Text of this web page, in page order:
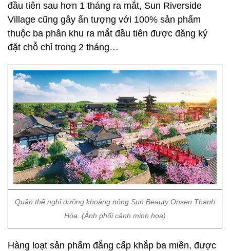
đầu tiên sau hơn 1 tháng ra mắt, Sun Riverside
Village cũng gây ấn tượng với 100% sản phẩm
thuộc ba phân khu ra mắt đầu tiên được đăng ký
đặt chỗ chỉ trong 2 tháng…
Quần thể nghỉ dưỡng khoáng nóng Sun Beauty Onsen Thanh
Hóa. (Ảnh phối cảnh minh họa)
Hàng loạt sản phẩm đẳng cấp khắp ba miền, được